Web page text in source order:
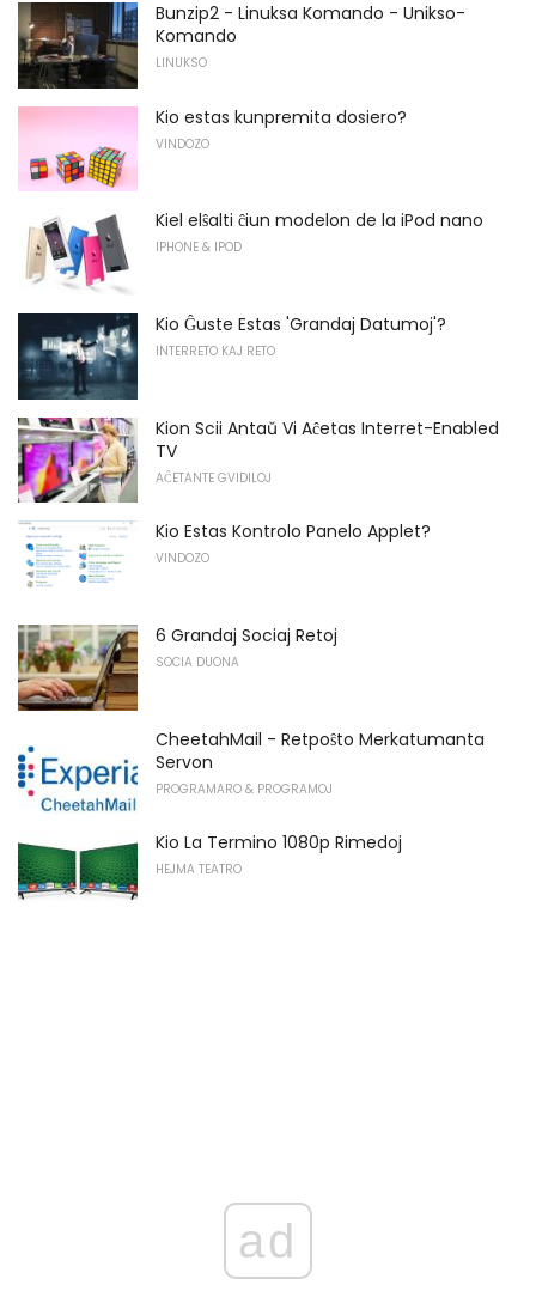
Bunzip2 - Linuksa Komando - Unikso-
Komando
LINUKSO
Kio estas kunpremita dosiero?
VINDOZO
Kiel elŝalti ĉiun modelon de la iPod nano
IPHONE & IPOD
Kio Ĝuste Estas 'Grandaj Datumoj'?
INTERRETO KAJ RETO
Kion Scii Antaŭ Vi Aĉetas Interret-Enabled
TV
AĈETANTE GVIDILOJ
Kio Estas Kontrolo Panelo Applet?
VINDOZO
6 Grandaj Sociaj Retoj
SOCIA DUONA
CheetahMail - Retpoŝto Merkatumanta
Servon
PROGRAMARO & PROGRAMOJ
Kio La Termino 1080p Rimedoj
HEJMA TEATRO
ad